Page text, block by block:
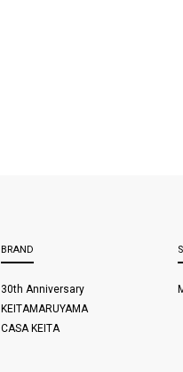
BRAND
30th Anniversary
KEITAMARUYAMA
CASA KEITA